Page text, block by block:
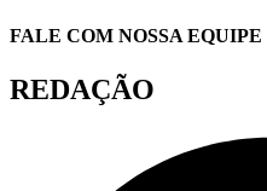
FALE COM NOSSA EQUIPE
REDAÇÃO